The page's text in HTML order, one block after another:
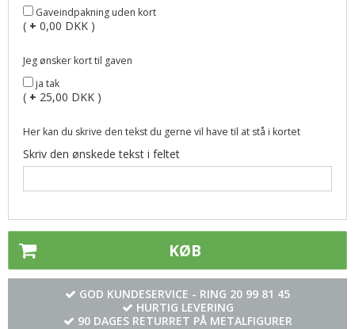
Gaveindpakning uden kort
( + 0,00 DKK )
Jeg ønsker kort til gaven
ja tak
( + 25,00 DKK )
Her kan du skrive den tekst du gerne vil have til at stå i kortet
Skriv den ønskede tekst i feltet
KØB
GOD KUNDESERVICE - RING 20 99 81 45
HURTIG LEVERING
90 DAGES RETURRET PÅ METALFIGURER